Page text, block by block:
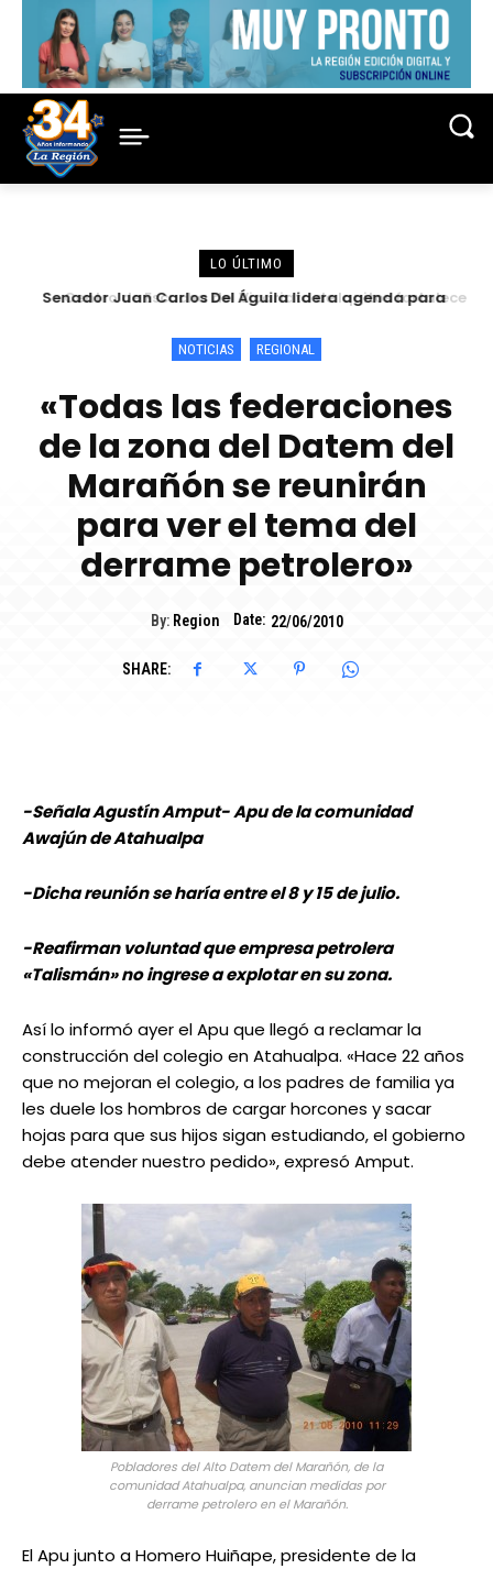
LO ÚLTIMO
Senador Juan Carlos Del Águila lidera agenda para
Centro de Escucha del Vicariato de Iquitos fortalece
NOTICIAS REGIONAL
«Todas las federaciones
de la zona del Datem del
Marañón se reunirán
para ver el tema del
derrame petrolero»
By: Region Date: 22/06/2010
SHARE:
-Señala Agustín Amput- Apu de la comunidad
Awajún de Atahualpa
-Dicha reunión se haría entre el 8 y 15 de julio.
-Reafirman voluntad que empresa petrolera
«Talismán» no ingrese a explotar en su zona.
Así lo informó ayer el Apu que llegó a reclamar la
construcción del colegio en Atahualpa. «Hace 22 años
que no mejoran el colegio, a los padres de familia ya
les duele los hombros de cargar horcones y sacar
hojas para que sus hijos sigan estudiando, el gobierno
debe atender nuestro pedido», expresó Amput.
Pobladores del Alto Datem del Marañón, de la
comunidad Atahualpa, anuncian medidas por
derrame petrolero en el Marañón.
El Apu junto a Homero Huiñape, presidente de la